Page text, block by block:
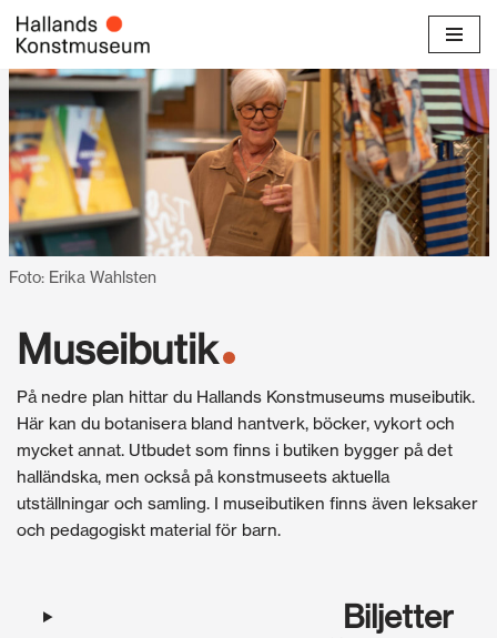
Hoppa
till
innehåll
Foto: Erika Wahlsten
Museibutik
På nedre plan hittar du Hallands Konstmuseums museibutik.
Här kan du botanisera bland hantverk, böcker, vykort och
mycket annat. Utbudet som finns i butiken bygger på det
halländska, men också på konstmuseets aktuella
utställningar och samling. I museibutiken finns även leksaker
och pedagogiskt material för barn.
Biljetter